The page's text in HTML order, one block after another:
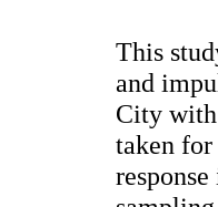
This
and
City with
taken